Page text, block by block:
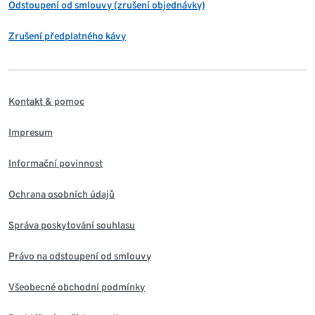
Odstoupení od smlouvy (zrušení objednávky)
Zrušení předplatného kávy
Kontakt & pomoc
Impresum
Informační povinnost
Ochrana osobních údajů
Správa poskytování souhlasu
Právo na odstoupení od smlouvy
Všeobecné obchodní podmínky